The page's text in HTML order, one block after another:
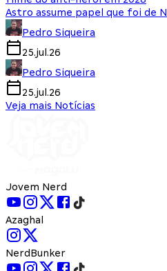
Astro assume papel que foi de
Pedro Siqueira
25.jul.26
Pedro Siqueira
25.jul.26
Veja mais Notícias
Jovem Nerd
Azaghal
NerdBunker